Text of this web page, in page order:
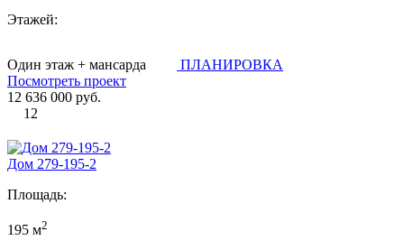
Этажей:
Один этаж + мансарда
ПЛАНИРОВКА
Посмотреть проект
12 636 000 руб.
12
Дом 279-195-2
Площадь:
195 м2